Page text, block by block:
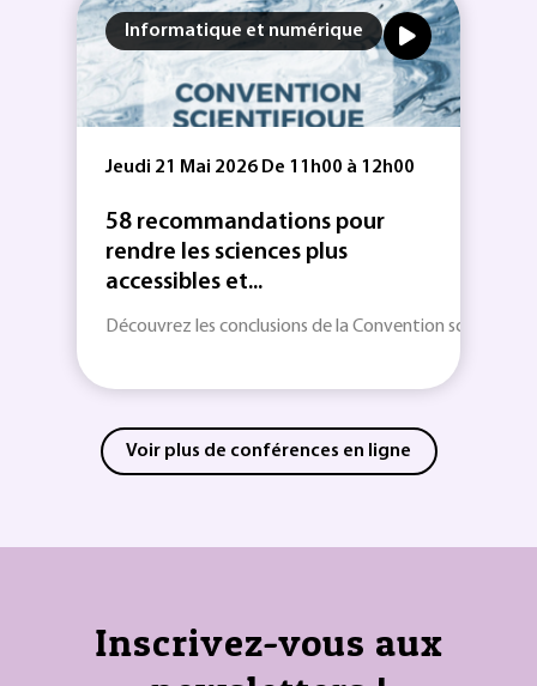
Informatique et numérique
Jeudi 21 Mai 2026 De 11h00 à 12h00
58 recommandations pour
rendre les sciences plus
accessibles et...
Découvrez les conclusions de la Convention scientifique
Voir plus de conférences en ligne
Inscrivez-vous aux